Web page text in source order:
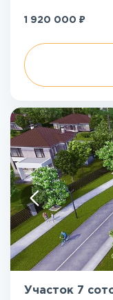
1 920 000 ₽
Участок 7